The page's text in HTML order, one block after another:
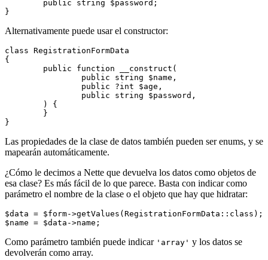
Alternativamente puede usar el constructor:
class RegistrationFormData
{
Las propiedades de la clase de datos también pueden ser enums, y se
mapearán automáticamente.
¿Cómo le decimos a Nette que devuelva los datos como objetos de
esa clase? Es más fácil de lo que parece. Basta con indicar como
parámetro el nombre de la clase o el objeto que hay que hidratar:
$data = $form->getValues(RegistrationFormData::class);
Como parámetro también puede indicar 'array' y los datos se
devolverán como array.